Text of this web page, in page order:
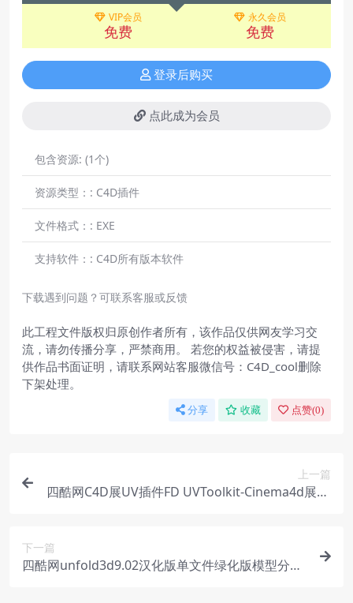
VIP会员
免费
永久会员
免费
登录后购买
点此成为会员
包含资源: (1个)
资源类型：: C4D插件
文件格式：: EXE
支持软件：: C4D所有版本软件
下载遇到问题？可联系客服或反馈
此工程文件版权归原创作者所有，该作品仅供网友学习交
流，请勿传播分享，严禁商用。 若您的权益被侵害，请提
供作品书面证明，请联系网站客服微信号：C4D_cool删除
下架处理。
分享 收藏 点赞(0)
上一篇
四酷网C4D展UV插件FD UVToolkit-Cinema4d展uv
下一篇
四酷网unfold3d9.02汉化版单文件绿化版模型分UV